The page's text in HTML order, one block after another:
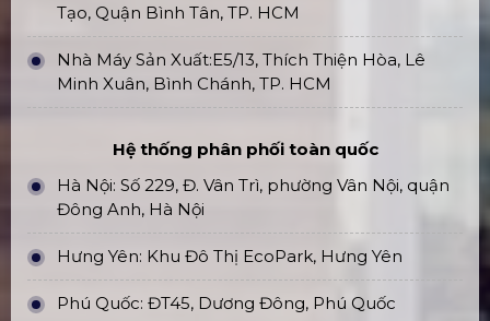
Tạo, Quận Bình Tân, TP. HCM
Nhà Máy Sản Xuất:E5/13, Thích Thiện Hòa, Lê
Minh Xuân, Bình Chánh, TP. HCM
Hệ thống phân phối toàn quốc
Hà Nội: Số 229, Đ. Vân Trì, phường Vân Nội, quận
Đông Anh, Hà Nội
Hưng Yên: Khu Đô Thị EcoPark, Hưng Yên
Phú Quốc: ĐT45, Dương Đông, Phú Quốc